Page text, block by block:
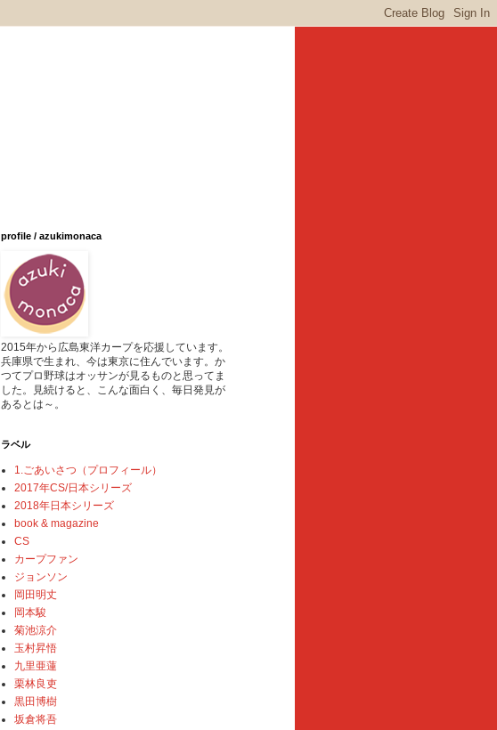
profile / azukimonaca
2015年から広島東洋カープを応援しています。
兵庫県で生まれ、今は東京に住んでいます。か
つてプロ野球はオッサンが見るものと思ってま
した。見続けると、こんな面白く、毎日発見が
あるとは～。
ラベル
1.ごあいさつ（プロフィール）
2017年CS/日本シリーズ
2018年日本シリーズ
book & magazine
CS
カープファン
ジョンソン
岡田明丈
岡本駿
菊池涼介
玉村昇悟
九里亜蓮
栗林良吏
黒田博樹
坂倉将吾